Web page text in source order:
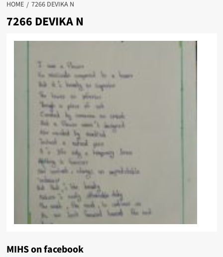
HOME 7266 DEVIKA N
7266 DEVIKA N
MIHS on facebook